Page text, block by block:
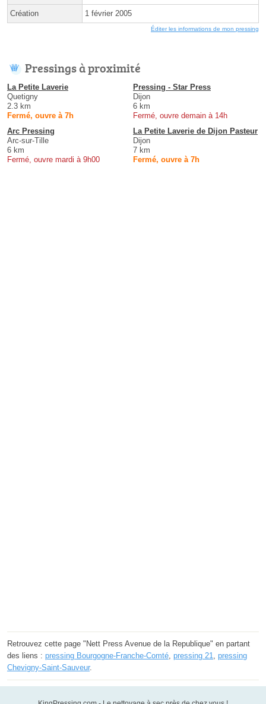
Création 1 février 2005
Éditer les informations de mon pressing
Pressings à proximité
La Petite Laverie
Quetigny
2.3 km
Fermé, ouvre à 7h
Pressing - Star Press
Dijon
6 km
Fermé, ouvre demain à 14h
Arc Pressing
Arc-sur-Tille
6 km
Fermé, ouvre mardi à 9h00
La Petite Laverie de Dijon Pasteur
Dijon
7 km
Fermé, ouvre à 7h
Retrouvez cette page "Nett Press Avenue de la Republique" en partant
des liens : pressing Bourgogne-Franche-Comté pressing 21
pressing
Chevigny-Saint-Sauveur.